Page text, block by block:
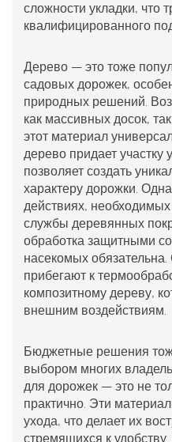
сложности укладки, что
квалифицированного
Дерево — это тоже
садовых дорожек,
природных решений.
как массивных досок,
этот материал
дерево придает
позволяет создать
характеру дорожки.
действиях,
службы деревянных
обработка защитными
насекомых
прибегают к
композитному дереву,
внешним воздействиям.
Бюджетные решения
выбором многих
для дорожек — это не
практично. Эти
ухода, что делает их
стремящихся к